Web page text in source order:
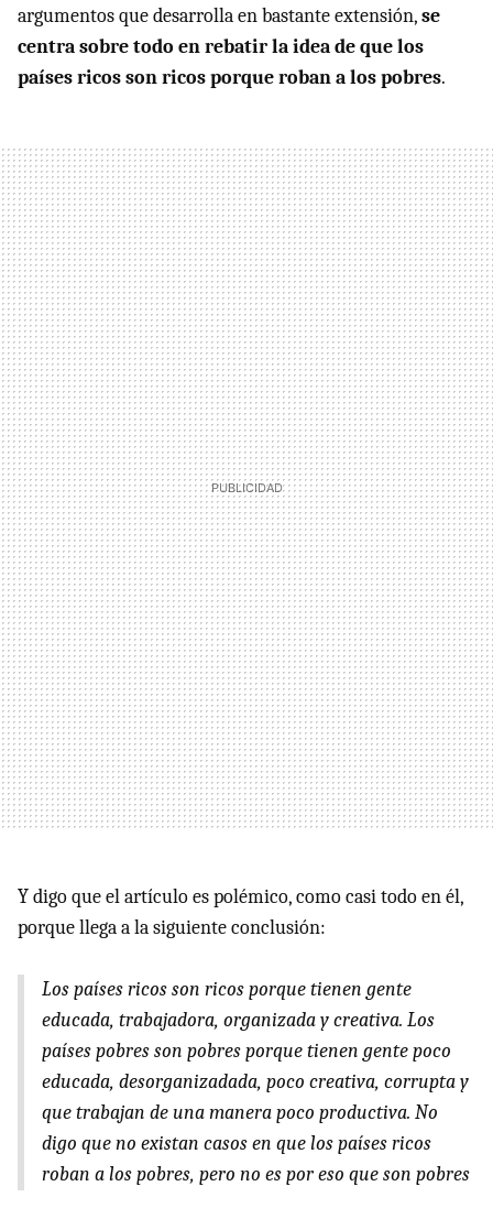
argumentos que desarrolla en bastante extensión,se
centra sobre todo en rebatir la idea de que los
países ricos son ricos porque roban a los pobres.
Y digo que el artículo es polémico, como casi todo en él,
porque llega a la siguiente conclusión:
Los países ricos son ricos porque tienen gente
educada, trabajadora, organizada y creativa. Los
países pobres son pobres porque tienen gente poco
educada, desorganizadada, poco creativa, corrupta y
que trabajan de una manera poco productiva. No
digo que no existan casos en que los países ricos
roban a los pobres, pero no es por eso que son pobres